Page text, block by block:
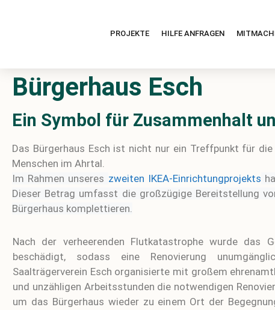
PROJEKTE HILFE ANFRAGEN
Bürgerhaus Esch
Ein Symbol für Zusammenhalt
Das Bürgerhaus Esch ist nicht nur ein Treffpunkt für
Menschen im Ahrtal.
Im Rahmen unseres zweiten IKEA-Einrichtungprojekts
Dieser Betrag umfasst die großzügige Bereitstellung
Bürgerhaus komplettieren.
Nach der verheerenden Flutkatastrophe wurde das
beschädigt, sodass eine Renovierung
Saalträgerverein Esch organisierte mit großem
und unzähligen Arbeitsstunden die notwendigen
um das Bürgerhaus wieder zu einem Ort der